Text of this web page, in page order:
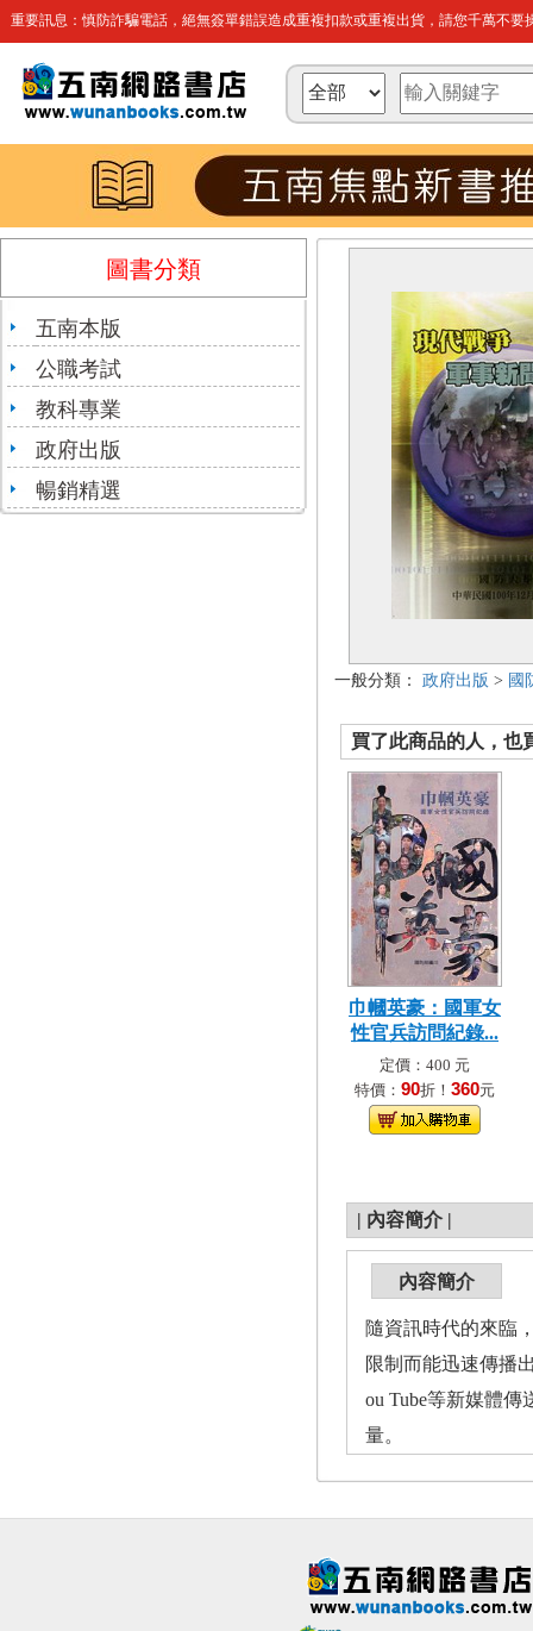
重要訊息：慎防詐騙電話，絕無簽單錯誤造成重複扣款或重複出貨，請您千萬不要
圖書分類
五南本版
公職考試
教科專業
政府出版
暢銷精選
一般分類： 政府出版 > 國
買了此商品的人，也
巾幗英豪：國軍女
性官兵訪問紀錄...
定價：400 元
特價： 90折！ 360元
| 內容簡介 |
內容簡介
隨資訊時代的來臨
限制而能迅速傳播
ou Tube等新媒體
量。